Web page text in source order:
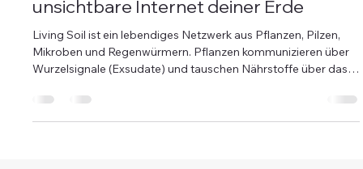
Kim Immanuel Krämer
7. Aug. 2025
7 Min. Lesezeit
Das geheime Leben im Beet –
Wurzelsignale, Exsudate und das